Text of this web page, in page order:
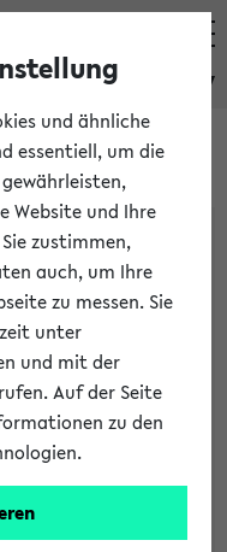
eKVV
und ähnliche
essentiell, um die
Website und Ihre
zustimmen,
auch, um Ihre
zu messen. Sie
unter
und mit der
Auf der Seite
zu den